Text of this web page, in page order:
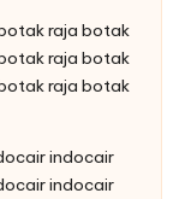
raja botak
raja botak
raja botak
indocair
indocair